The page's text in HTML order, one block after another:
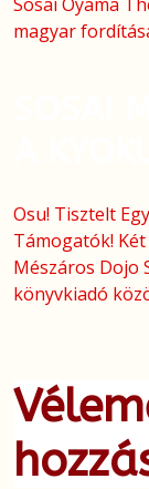
magyar
Osu! Tisztelt
Támogatók!
Mészáros Dojo
könyvkiadó